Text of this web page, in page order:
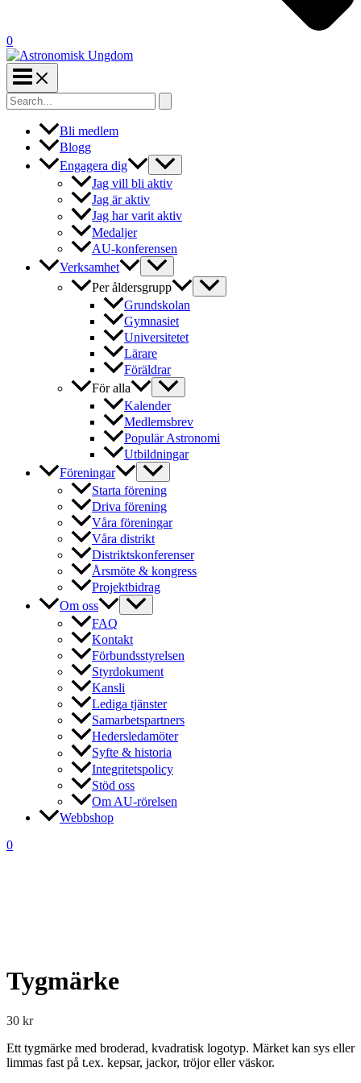
0
Search
for:
Bli medlem
Blogg
Engagera dig
Jag vill bli aktiv
Jag är aktiv
Jag har varit aktiv
Medaljer
AU-konferensen
Verksamhet
Per åldersgrupp
Grundskolan
Gymnasiet
Universitetet
Lärare
Föräldrar
För alla
Kalender
Medlemsbrev
Populär Astronomi
Utbildningar
Föreningar
Starta förening
Driva förening
Våra föreningar
Våra distrikt
Distriktskonferenser
Årsmöte & kongress
Projektbidrag
Om oss
FAQ
Kontakt
Förbundsstyrelsen
Styrdokument
Kansli
Lediga tjänster
Samarbetspartners
Hedersledamöter
Syfte & historia
Integritetspolicy
Stöd oss
Om AU-rörelsen
Webbshop
0
Tygmärke
30 kr
Ett tygmärke med broderad, kvadratisk logotyp. Märket kan sys eller
limmas fast på t.ex. kepsar, jackor, tröjor eller väskor.